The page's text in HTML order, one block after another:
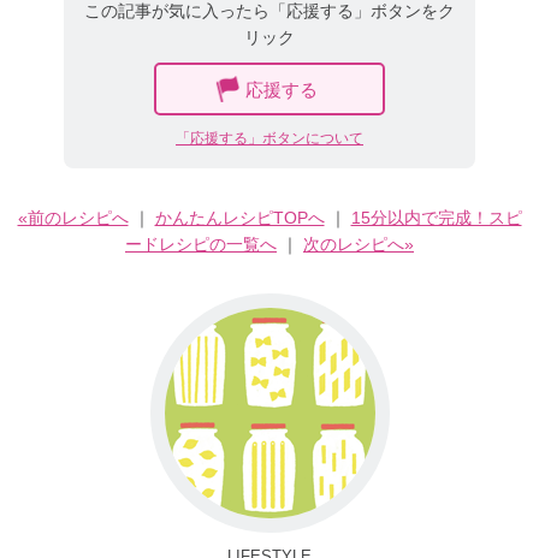
この記事が気に入ったら「応援する」ボタンをク
リック
応援する
「応援する」ボタンについて
«前のレシピへ｜ かんたんレシピTOPへ｜ 15分以内で完成！スピ
ードレシピの一覧へ ｜ 次のレシピへ»